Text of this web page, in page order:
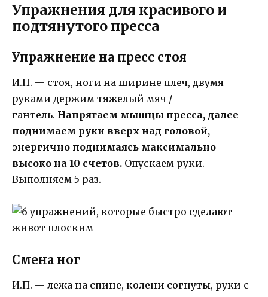
Упражнения для красивого и
подтянутого пресса
Упражнение на пресс стоя
И.П. — стоя, ноги на ширине плеч, двумя
руками держим тяжелый мяч /
гантель. Напрягаем мышцы пресса, далее
поднимаем руки вверх над головой,
энергично поднимаясь максимально
высоко на 10 счетов. Опускаем руки.
Выполняем 5 раз.
Смена ног
И.П. — лежа на спине, колени согнуты, руки с